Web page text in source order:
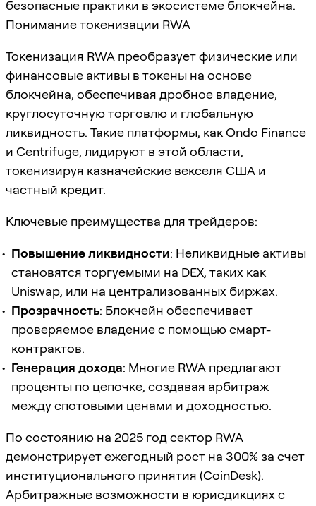
безопасные практики в экосистеме блокчейна.
Понимание токенизации RWA
Токенизация RWA преобразует физические или
финансовые активы в токены на основе
блокчейна, обеспечивая дробное владение,
круглосуточную торговлю и глобальную
ликвидность. Такие платформы, как Ondo Finance
и Centrifuge, лидируют в этой области,
токенизируя казначейские векселя США и
частный кредит.
Ключевые преимущества для трейдеров:
Повышение ликвидности: Неликвидные активы
становятся торгуемыми на DEX, таких как
Uniswap, или на централизованных биржах.
Прозрачность: Блокчейн обеспечивает
проверяемое владение с помощью смарт-
контрактов.
Генерация дохода: Многие RWA предлагают
проценты по цепочке, создавая арбитраж
между спотовыми ценами и доходностью.
По состоянию на 2025 год сектор RWA
демонстрирует ежегодный рост на 300% за счет
институционального принятия (CoinDesk).
Арбитражные возможности в юрисдикциях с